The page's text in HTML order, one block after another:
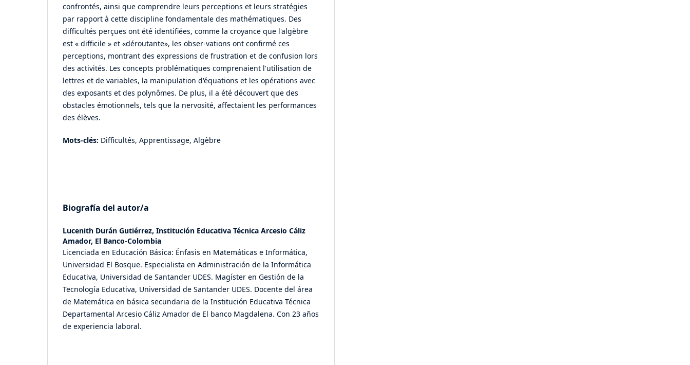
confrontés, ainsi que comprendre leurs perceptions et leurs stratégies
par rapport à cette discipline fondamentale des mathématiques. Des
difficultés perçues ont été identifiées, comme la croyance que l'algèbre
est « difficile » et «déroutante», les obser-vations ont confirmé ces
perceptions, montrant des expressions de frustration et de confusion lors
des activités. Les concepts problématiques comprenaient l'utilisation de
lettres et de variables, la manipulation d'équations et les opérations avec
des exposants et des polynômes. De plus, il a été découvert que des
obstacles émotionnels, tels que la nervosité, affectaient les performances
des élèves.
Mots-clés: Difficultés, Apprentissage, Algèbre
Biografía del autor/a
Lucenith Durán Gutiérrez, Institución Educativa Técnica Arcesio Cáliz
Amador, El Banco-Colombia
Licenciada en Educación Básica: Énfasis en Matemáticas e Informática,
Universidad El Bosque. Especialista en Administración de la Informática
Educativa, Universidad de Santander UDES. Magíster en Gestión de la
Tecnología Educativa, Universidad de Santander UDES. Docente del área
de Matemática en básica secundaria de la Institución Educativa Técnica
Departamental Arcesio Cáliz Amador de El banco Magdalena. Con 23 años
de experiencia laboral.